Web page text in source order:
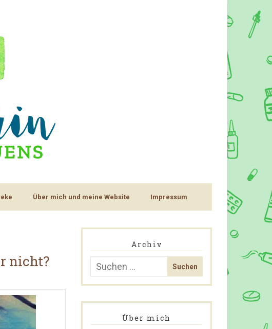
Über mich und meine Website Impressum
nicht?
Archiv
Über mich